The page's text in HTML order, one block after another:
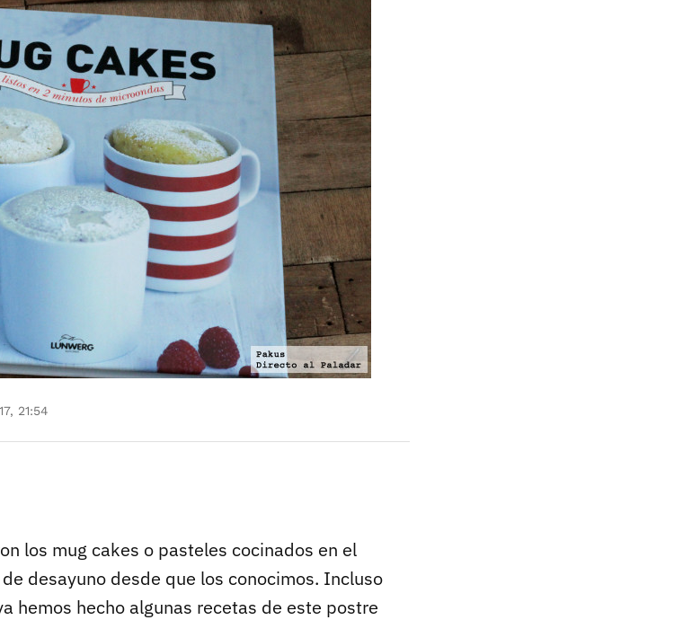
21:54
los mug cakes o pasteles cocinados en el
desayuno desde que los conocimos. Incluso
hemos hecho algunas recetas de este postre